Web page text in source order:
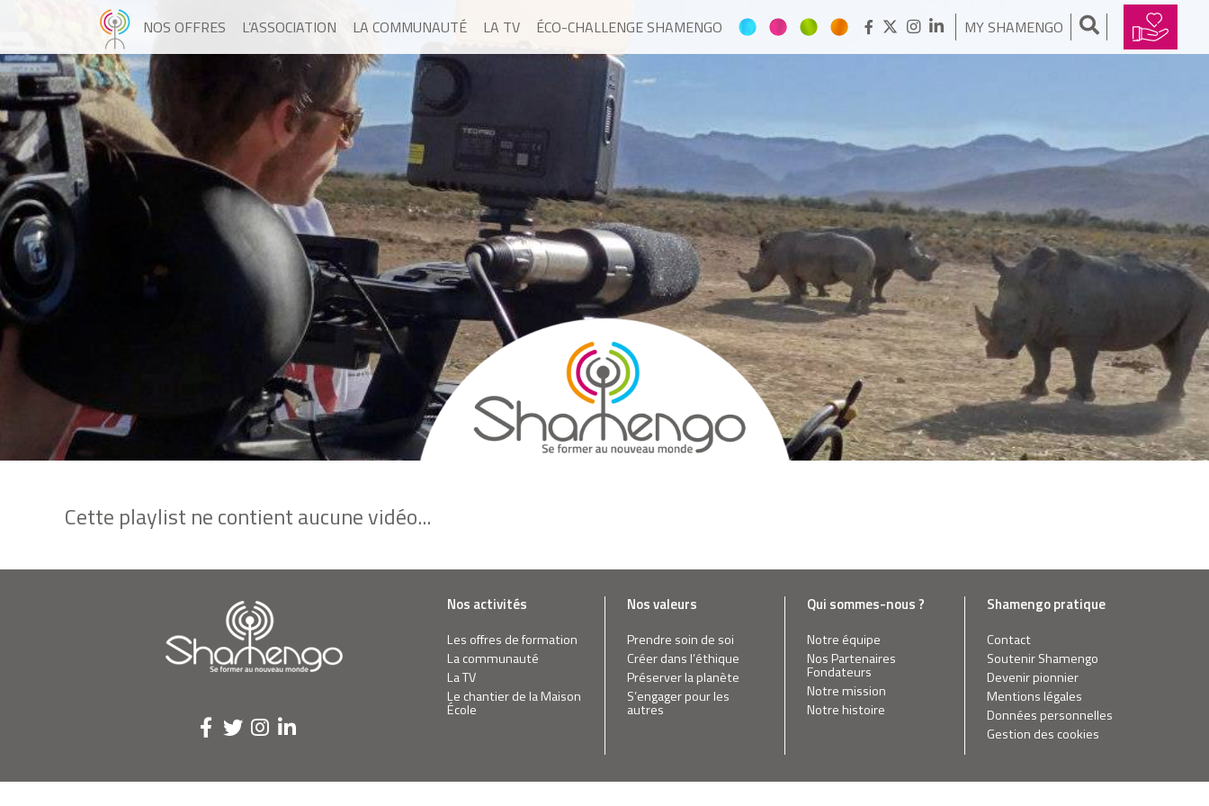
NOS OFFRES L’ASSOCIATION LA COMMUNAUTÉ LA TV ÉCO-CHALLENGE SHAMENGO MY SHAMENGO
Cette playlist ne contient aucune vidéo...
Nos activités
Les offres de formation
La communauté
La TV
Le chantier de la Maison
École
Nos valeurs
Prendre soin de soi
Créer dans l’éthique
Préserver la planète
S’engager pour les
autres
Qui sommes-nous ?
Notre équipe
Nos Partenaires
Fondateurs
Notre mission
Notre histoire
Shamengo pratique
Contact
Soutenir Shamengo
Devenir pionnier
Mentions légales
Données personnelles
Gestion des cookies